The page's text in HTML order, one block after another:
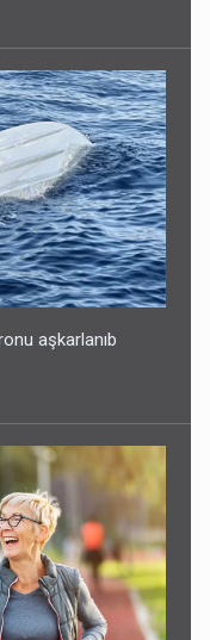
aşkarlanıb